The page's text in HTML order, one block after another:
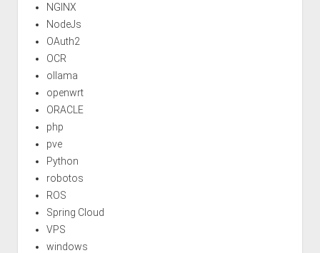
NGINX
NodeJs
OAuth2
OCR
ollama
openwrt
ORACLE
php
pve
Python
robotos
ROS
Spring Cloud
VPS
windows